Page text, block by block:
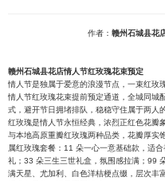
作者： 赣州石城县花
赣州石城县花店情人节红玫瑰花束预定
情人节是独属于爱意的浪漫节点，一束红玫
情人节红玫瑰花束提前预定通道，全城同城
式，避开节日拥堵排队，稳稳守住属于两人
红玫瑰是情人节永恒经典，浓烈正红色花瓣
与本地高原重瓣红玫瑰两种品类，花瓣厚实
属红玫瑰套餐：11 朵一心一意基础款，适
礼；33 朵三生三世礼盒，氛围感拉满；99
满天星、尤加利、白色洋桔梗点缀，层次丰